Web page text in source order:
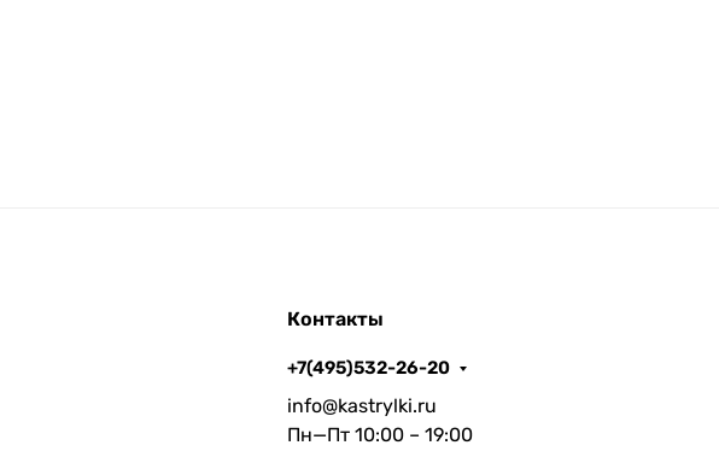
Контакты
+7(495)532-26-20
info@kastrylki.ru
Пн—Пт 10:00 – 19:00